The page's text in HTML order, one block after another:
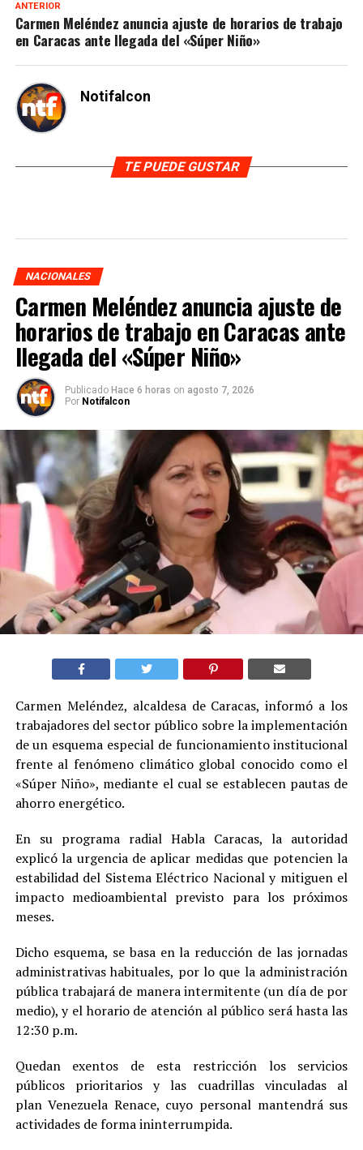
ANTERIOR
Carmen Meléndez anuncia ajuste de horarios de trabajo
en Caracas ante llegada del «Súper Niño»
Notifalcon
TE PUEDE GUSTAR
NACIONALES
Carmen Meléndez anuncia ajuste de
horarios de trabajo en Caracas ante
llegada del «Súper Niño»
Publicado Hace 6 horas on agosto 7, 2026
Por Notifalcon
Carmen Meléndez, alcaldesa de Caracas, informó a los
trabajadores del sector público sobre la implementación
de un esquema especial de funcionamiento institucional
frente al fenómeno climático global conocido como el
«Súper Niño», mediante el cual se establecen pautas de
ahorro energético.
En su programa radial Habla Caracas, la autoridad
explicó la urgencia de aplicar medidas que potencien la
estabilidad del Sistema Eléctrico Nacional y mitiguen el
impacto medioambiental previsto para los próximos
meses.
Dicho esquema, se basa en la reducción de las jornadas
administrativas habituales, por lo que la administración
pública trabajará de manera intermitente (un día de por
medio), y el horario de atención al público será hasta las
12:30 p.m.
Quedan exentos de esta restricción los servicios
públicos prioritarios y las cuadrillas vinculadas al
plan Venezuela Renace, cuyo personal mantendrá sus
actividades de forma ininterrumpida.